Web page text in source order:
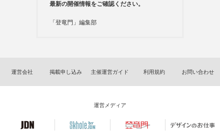
最新の開催情報をご確認ください。
「登竜門」編集部
運営会社 掲載申し込み 主催運営ガイド 利用規約 お問い合わせ
運営メディア